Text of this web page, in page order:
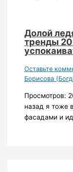
Долой
тренды
Оставьте
Борисова
Просмотров:
назад я тоже
фасадами и